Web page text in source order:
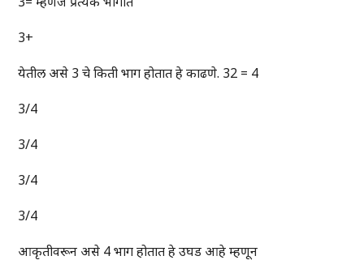
3+
येतील असे 3 चे किती भाग होतात हे काढणे. 32 = 4
3/4
3/4
3/4
3/4
आकृतीवरून असे 4 भाग होतात हे उघड आहे म्हणून